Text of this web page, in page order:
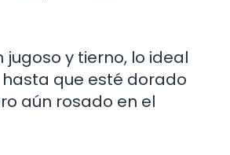
jugoso y tierno, lo ideal
que esté dorado
aún rosado en el